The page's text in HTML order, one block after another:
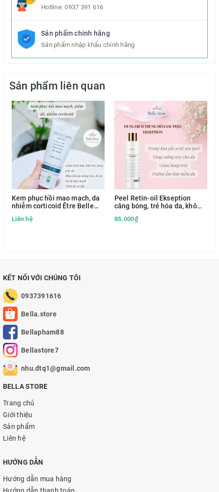
Hotline:0937 391 616
Sản phẩm chính hãng
Sản phẩm nhập khẩu chính hãng
Sản phẩm liên quan
Kem phục hồi mao mạch, da
nhiễm corticoid Être Belle
Liên hệ
Peel Retin-oil Ekseption
căng bóng, trẻ hóa da, khô
85.000₫
KẾT NỐI VỚI CHÚNG TÔI
0937391616
Bella.store
Bellapham88
Bellastore7
nhu.dtq1@gmail.com
BELLA STORE
Trang chủ
Giới thiệu
Sản phẩm
Liên hệ
HƯỚNG DẪN
Hướng dẫn mua hàng